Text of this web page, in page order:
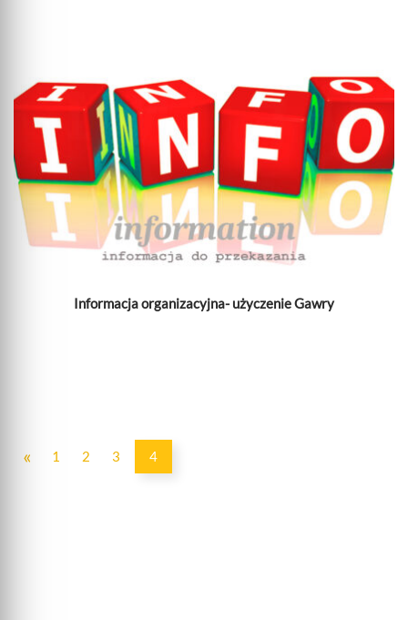
Informacja organizacyjna- użyczenie Gawry
« 1 2 3 4